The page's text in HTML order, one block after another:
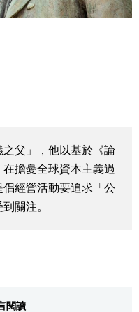
Español
父」，他以基於《論
擔憂全球資本主義過
經營活動要追求「公
關注。
閱讀